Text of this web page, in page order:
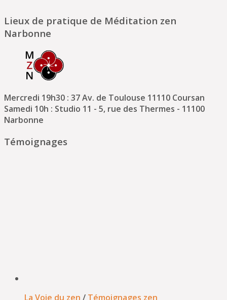
Lieux de pratique de Méditation zen
Narbonne
Mercredi 19h30 : 37 Av. de Toulouse 11110 Coursan
Samedi 10h : Studio 11 - 5, rue des Thermes - 11100
Narbonne
Témoignages
La Voie du zen / Témoignages zen